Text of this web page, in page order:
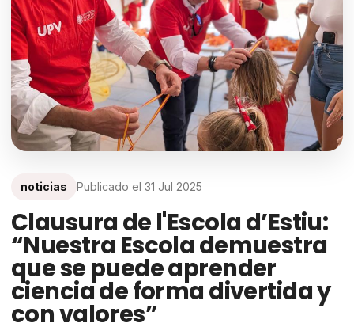
noticias Publicado el 31 Jul 2025
Clausura de l'Escola d’Estiu:
“Nuestra Escola demuestra
que se puede aprender
ciencia de forma divertida y
con valores”